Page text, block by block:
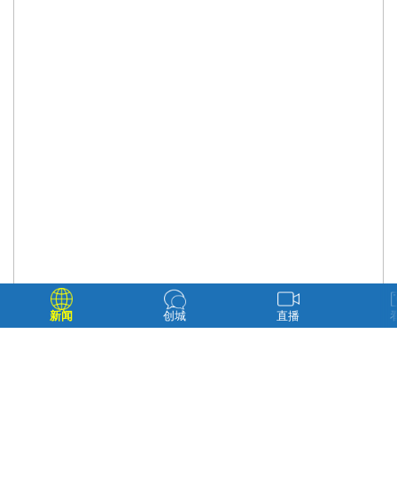
新闻 创城 直播